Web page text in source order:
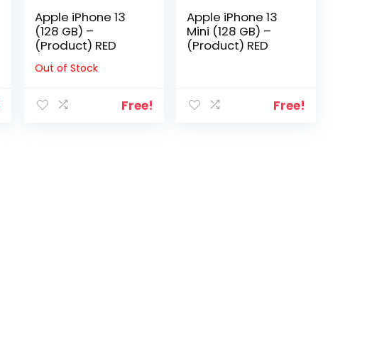
Apple iPhone 13
(128 GB) –
(Product) RED
Out of Stock
Free!
Apple iPhone 13
Mini (128 GB) –
(Product) RED
Free!